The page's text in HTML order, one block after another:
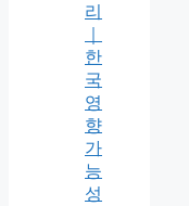
리
한
국
영
향
가
능
성